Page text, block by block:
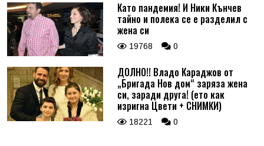
Като пандемия! И Ники Кънчев
тайно и полека се е разделил с
жена си
19768 0
ДОЛНО!! Владо Караджов от
„Бригада Нов дом“ заряза жена
си, заради друга! (ето как
изригна Цвети + СНИМКИ)
18221 0